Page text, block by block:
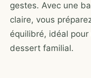
gestes. Avec une
claire, vous
équilibré, idéal
dessert familial.